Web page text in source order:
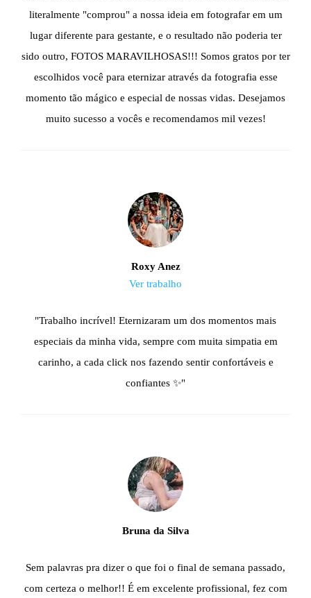
literalmente "comprou" a nossa ideia em fotografar em um
lugar diferente para gestante, e o resultado não poderia ter
sido outro, FOTOS MARAVILHOSAS!!! Somos gratos por ter
escolhidos você para eternizar através da fotografia esse
momento tão mágico e especial de nossas vidas. Desejamos
muito sucesso a vocês e recomendamos mil vezes!
"Trabalho incrível! Eternizaram um dos momentos mais
especiais da minha vida, sempre com muita simpatia em
carinho, a cada click nos fazendo sentir confortáveis e
confiantes ✨"
Roxy Anez
Ver trabalho
Sem palavras pra dizer o que foi o final de semana passado,
com certeza o melhor!! É em excelente profissional, fez com
Bruna da Silva